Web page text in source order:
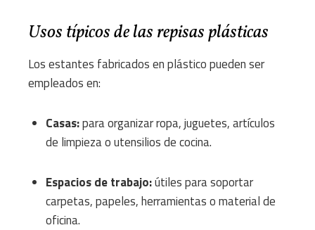
Usos típicos de las repisas plásticas
Los estantes fabricados en plástico pueden ser
empleados en:
Casas:para organizar ropa, juguetes, artículos
de limpieza o utensilios de cocina.
Espacios de trabajo:útiles para soportar
carpetas, papeles, herramientas o material de
oficina.